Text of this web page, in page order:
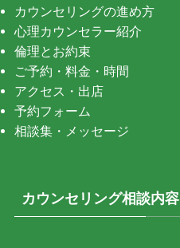
カウンセリングの進め方
心理カウンセラー紹介
倫理とお約束
ご予約・料金・時間
アクセス・出店
予約フォーム
相談集・メッセージ
カウンセリング相談内容